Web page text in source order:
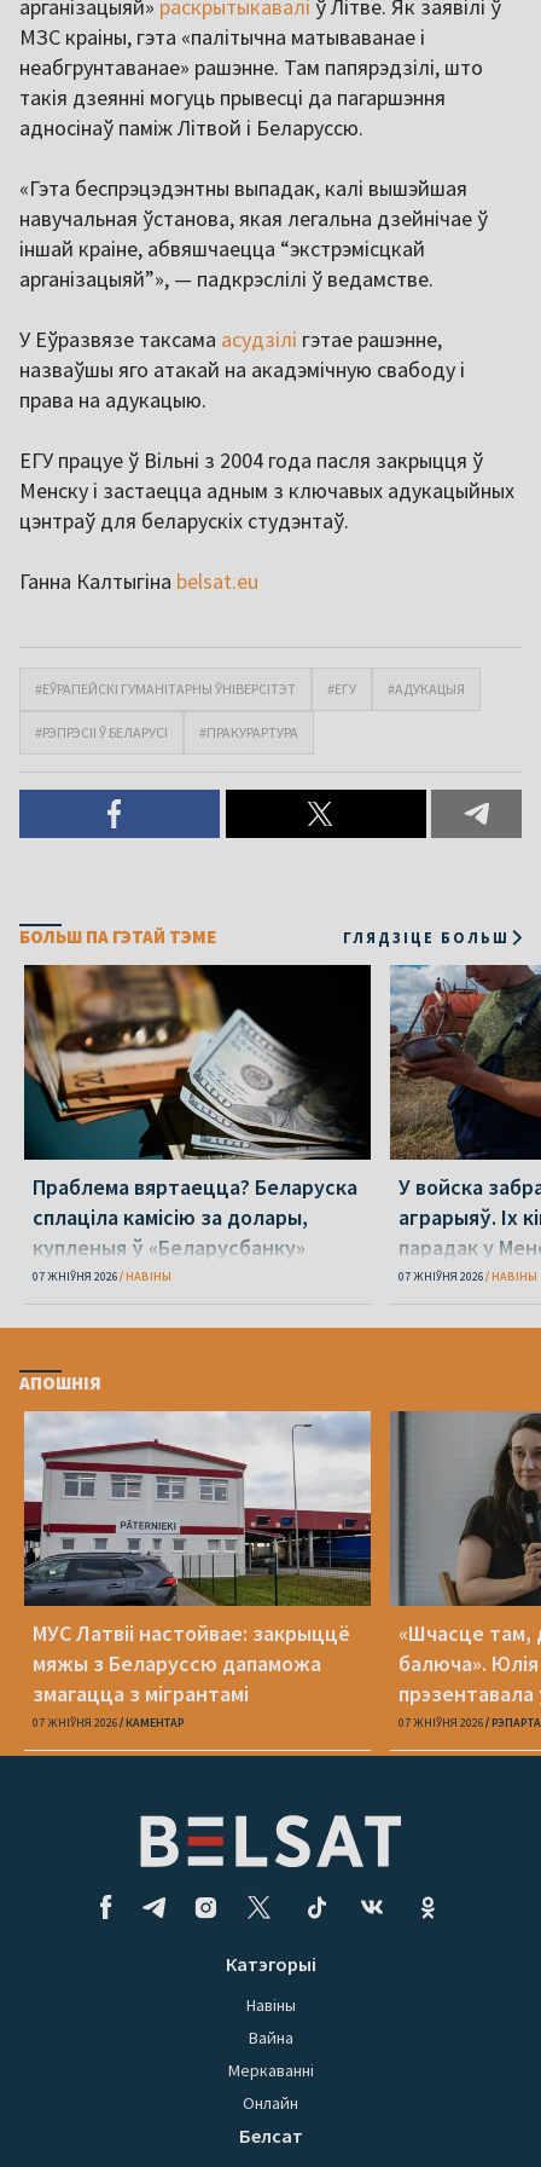
арганізацыяй» раскрытыкавалі ў Літве. Як заявілі ў
МЗС краіны, гэта «палітычна матываванае і
неабгрунтаванае» рашэнне. Там папярэдзілі, што
такія дзеянні могуць прывесці да пагаршэння
адносінаў паміж Літвой і Беларуссю.
«Гэта беспрэцэдэнтны выпадак, калі вышэйшая
навучальная ўстанова, якая легальна дзейнічае ў
іншай краіне, абвяшчаецца “экстрэмісцкай
арганізацыяй”», — падкрэслілі ў ведамстве.
У Еўразвязе таксама асудзілі гэтае рашэнне,
назваўшы яго атакай на акадэмічную свабоду і
права на адукацыю.
ЕГУ працуе ў Вільні з 2004 года пасля закрыцця ў
Менску і застаецца адным з ключавых адукацыйных
цэнтраў для беларускіх студэнтаў.
Ганна Калтыгіна belsat.eu
#ЕЎРАПЕЙСКІ ГУМАНІТАРНЫ ЎНІВЕРСІТЭТ #ЕГУ #АДУКАЦЫЯ
#РЭПРЭСІІ Ў БЕЛАРУСІ #ПРАКУРАРТУРА
БОЛЬШ ПА ГЭТАЙ ТЭМЕ ГЛЯДЗІЦЕ БОЛЬШ
Праблема вяртаецца? Беларуска
сплаціла камісію за долары,
купленыя ў «Беларусбанку»
07 ЖНІЎНЯ 2026 НАВІНЫ
У войска
аграрыяў. Іх
парадак у
07 ЖНІЎНЯ 2026 НАВІНЫ
АПОШНІЯ
МУС Латвіі настойвае: закрыццё
мяжы з Беларуссю дапаможа
змагацца з мігрантамі
07 ЖНІЎНЯ 2026 КАМЕНТАР
«Шчасце там,
балюча».
«Пока я
07 ЖНІЎНЯ 2026
Катэгорыі
Навіны
Вайна
Меркаванні
Онлайн
Белсат